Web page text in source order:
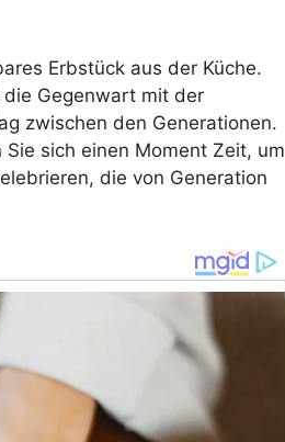
Erbstück aus der Küche.
Gegenwart mit der
zwischen den Generationen.
sich einen Moment Zeit, um
die von Generation